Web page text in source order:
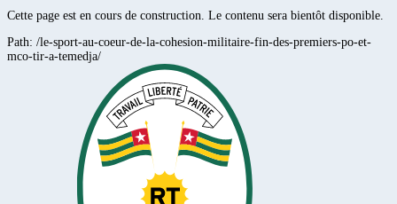
Cette page est en cours de construction. Le contenu sera bientôt disponible.
Path: /le-sport-au-coeur-de-la-cohesion-militaire-fin-des-premiers-po-et-
mco-tir-a-temedja/